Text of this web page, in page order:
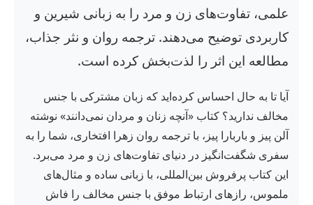
علمی، تفاوت‌های زن و مرد را به زبانی شیرین و
کاربردی توضیح می‌دهند. ترجمه روان و نثر جذاب،
مطالعه این اثر را لذت‌بخش کرده است.
آیا تا به حال احساس کرده‌اید که زبان مشترکی با جنس
مخالف ندارید؟ کتاب «آنچه زنان و مردان نمی‌دانند» نوشته
آلن پیز و باربارا پیز، با ترجمه روان زهرا افتخاری، شما را به
سفری شگفت‌انگیز در دنیای تفاوت‌های زن و مرد می‌برد.
این کتاب پرفروش بین‌المللی، با زبانی ساده و مثال‌های
ملموس، رازهای ارتباط موفق با جنس مخالف را فاش